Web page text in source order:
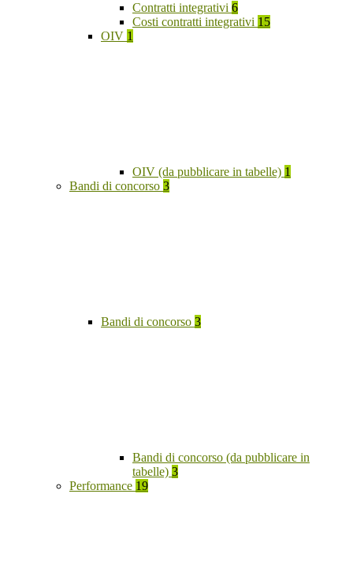
Contratti integrativi 6
Costi contratti integrativi 15
OIV 1
OIV (da pubblicare in tabelle) 1
Bandi di concorso 3
Bandi di concorso 3
Bandi di concorso (da pubblicare in
tabelle) 3
Performance 19